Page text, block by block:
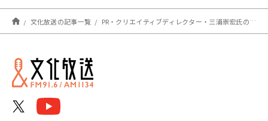
文化放送の記事一覧 PR・クリエイティブディレクター・三浦崇宏氏の思い出深い仕事とは？